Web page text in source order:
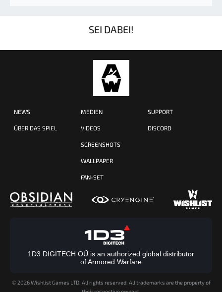
SEI DABEI!
NEWS
ÜBER DAS SPIEL
MEDIEN
VIDEOS
SCREENSHOTS
WALLPAPER
FAN-SET
SUPPORT
DISCORD
1D3 DIGITECH OÜ is an authorized global distributor
of Armored Warfare
© 2026 Wishlist Games LTD. All rights reserved. All trademarks are the property of